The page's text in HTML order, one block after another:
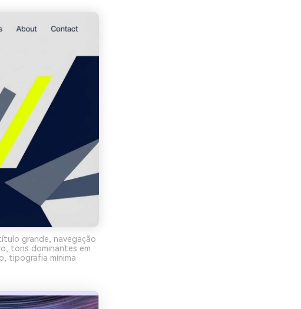
grande, navegação
tons dominantes em
tipografia mínima